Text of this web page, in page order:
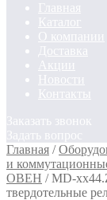
Главная
Каталог
О компании
Доставка
Акции
Новости
Контакты
Заказать звонок
Задать вопрос
Главная /
и
ОВЕН /MD-
твердотельные